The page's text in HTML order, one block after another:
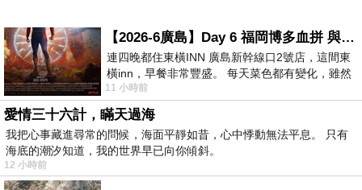
【2026-6廣島】Day 6 福岡博多血拼 與機場接送少年司機深夜對談
連四晚都住東橫INN 廣島新幹線口2號店，這間東
橫inn，早餐非常豐盛。 每天菜色都有變化，雖然
看到工作人員拿出料理包加熱，但
11 小時前
愛情三十六計，瞞天過海
我把心事藏進尋常的問候，海面平靜如昔，心中悸動無法平息。 只有
海底的潮汐知道，我的世界早已向你傾斜。
12 小時前